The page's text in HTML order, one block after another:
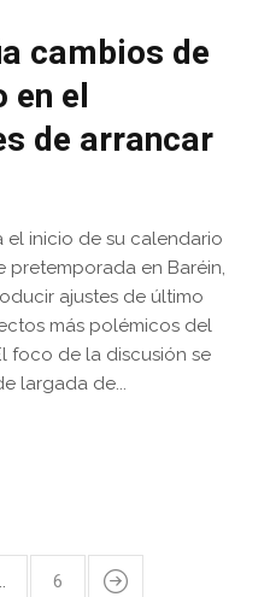
cambios de
en el
de arrancar
el inicio de su calendario
pretemporada en Baréin,
ajustes de último
más polémicos del
foco de la discusión se
largada de...
6